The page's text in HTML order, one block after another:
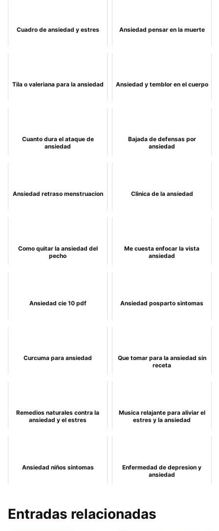
Cuadro de ansiedad y estres Ansiedad pensar en la muerte
Tila o valeriana para la ansiedad Ansiedad y temblor en el cuerpo
Cuanto dura el ataque de
ansiedad
Bajada de defensas por
ansiedad
Ansiedad retraso menstruacion Clinica de la ansiedad
Como quitar la ansiedad del
pecho
Me cuesta enfocar la vista
ansiedad
Ansiedad cie 10 pdf Ansiedad posparto sintomas
Curcuma para ansiedad
Que tomar para la ansiedad sin
receta
Remedios naturales contra la
ansiedad y el estres
Musica relajante para aliviar el
estres y la ansiedad
Ansiedad niños sintomas
Enfermedad de depresion y
ansiedad
Entradas relacionadas